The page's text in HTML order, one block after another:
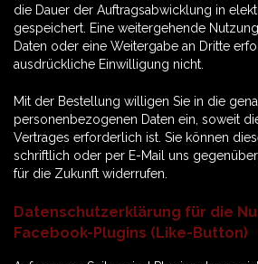
die Dauer der Auftragsabwicklung in
gespeichert. Eine weitergehende
Daten oder eine Weitergabe an Dritte
ausdrückliche Einwilligung nicht.
Mit der Bestellung willigen Sie in die
personenbezogenen Daten ein, soweit
Vertrages erforderlich ist. Sie können
schriftlich oder per E-Mail uns
für die Zukunft widerrufen.
Datenschutzerklärung für die
Facebook-Plugins (Like-Button)